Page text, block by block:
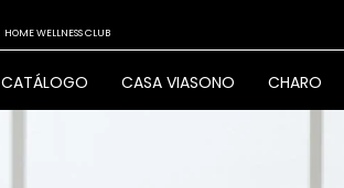
CATÁLOGO CASA VIASONO CHARO
HOME WELLNESS CLUB